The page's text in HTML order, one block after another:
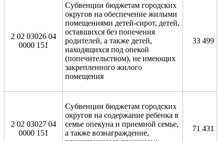
2 02 03026 04
0000 151
Субвенции бюджетам городских
округов на обеспечение жилыми
помещениями детей-сирот, детей,
оставшихся без попечения
родителей, а также детей,
находящихся под опекой
(попечительством), не имеющих
закрепленного жилого
помещения
33 499
2 02 03027 04
0000 151
Субвенции бюджетам городских
округов на содержание ребенка в
семье опекуна и приемной семье,
а также вознаграждение,
71 431